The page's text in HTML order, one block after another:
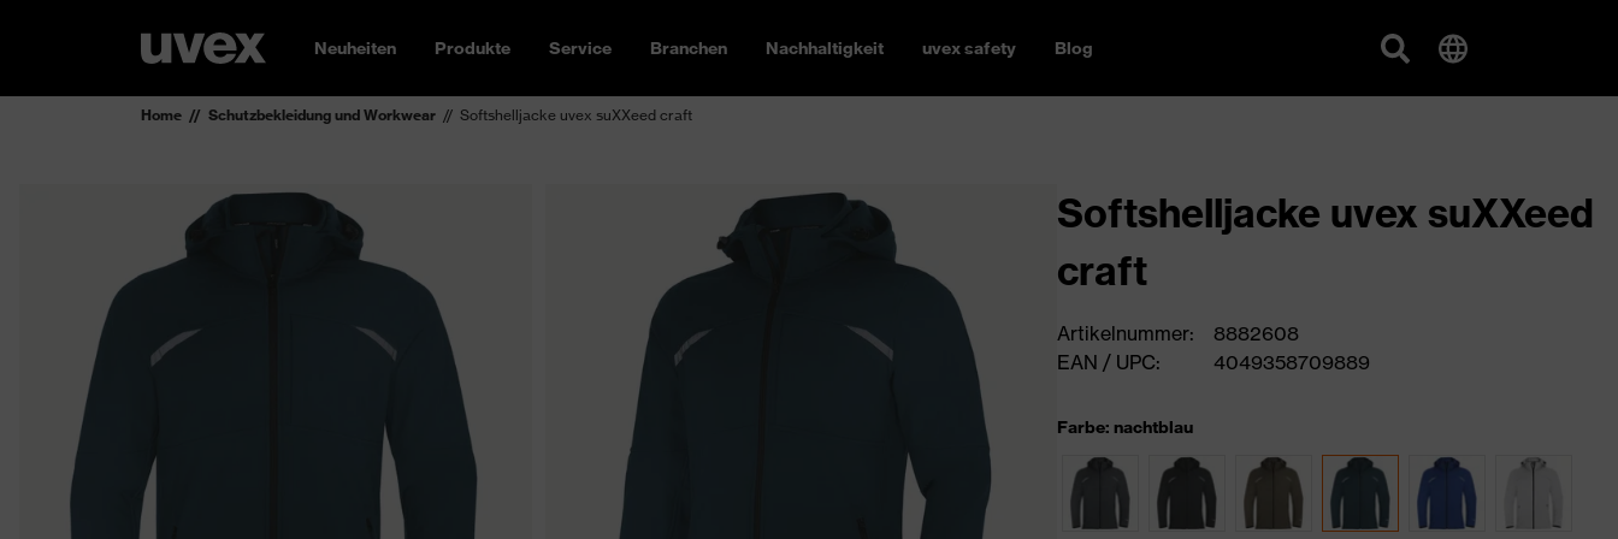
Neuheiten Produkte Service Branchen Nachhaltigkeit uvex safety Blog
Home Schutzbekleidung und Workwear Softshelljacke uvex suXXeed craft
Softshelljacke uvex suXXeed
craft
Artikelnummer:
8882608
EAN / UPC:
4049358709889
Farbe: nachtblau